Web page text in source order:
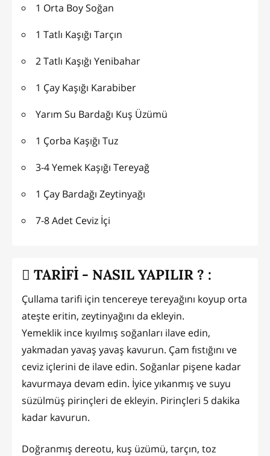
1 Orta Boy Soğan
1 Tatlı Kaşığı Tarçın
2 Tatlı Kaşığı Yenibahar
1 Çay Kaşığı Karabiber
Yarım Su Bardağı Kuş Üzümü
1 Çorba Kaşığı Tuz
3-4 Yemek Kaşığı Tereyağ
1 Çay Bardağı Zeytinyağı
7-8 Adet Ceviz İçi
TARİFİ - NASIL YAPILIR ? :
Çullama tarifi için tencereye tereyağını koyup orta
ateşte eritin, zeytinyağını da ekleyin.
Yemeklik ince kıyılmış soğanları ilave edin,
yakmadan yavaş yavaş kavurun. Çam fıstığını ve
ceviz içlerini de ilave edin. Soğanlar pişene kadar
kavurmaya devam edin. İyice yıkanmış ve suyu
süzülmüş pirinçleri de ekleyin. Pirinçleri 5 dakika
kadar kavurun.
Doğranmış dereotu, kuş üzümü, tarçın, toz